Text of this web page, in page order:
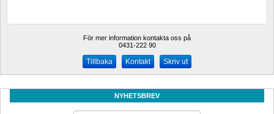
För mer information kontakta oss på
0431-222 90
Kontakt Skriv ut
NYHETSBREV